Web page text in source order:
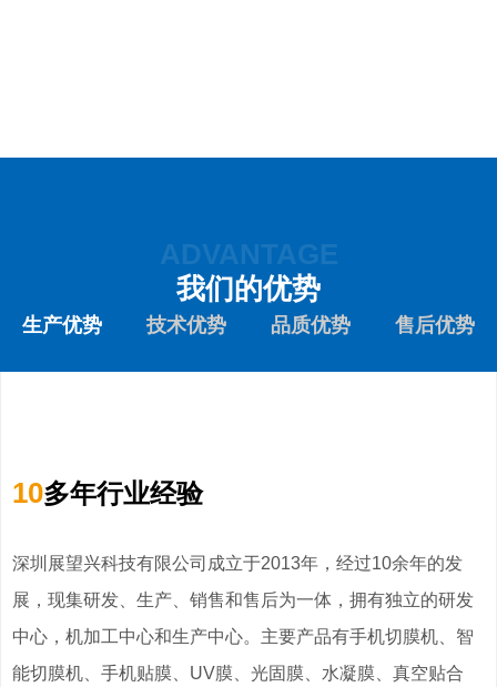
生产优势 技术优势 品质优势 售后优势
10多年行业经验
深圳展望兴科技有限公司成立于2013年，经过10余年的发
展，现集研发、生产、销售和售后为一体，拥有独立的研发
中心，机加工中心和生产中心。主要产品有手机切膜机、智
能切膜机、手机贴膜、UV膜、光固膜、水凝膜、真空贴合
ADVANTAGE
我们的优势